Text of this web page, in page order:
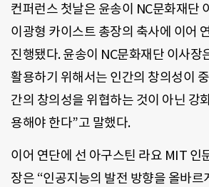
컨퍼런스 첫날은 윤송이 NC문화재단
이광형 카이스트 총장의 축사에 이어
진행됐다. 윤송이 NC문화재단 이사장
활용하기 위해서는 인간의 창의성이
간의 창의성을 위협하는 것이 아닌 강
용해야 한다”고 말했다.
이어 연단에 선 아구스틴 라요 MIT 인
장은 “인공지능의 발전 방향을 올바르